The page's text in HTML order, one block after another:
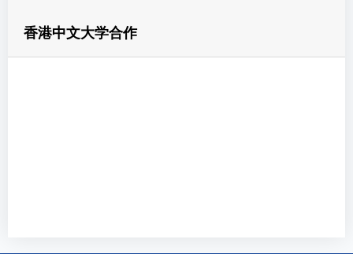
香港中文大学合作